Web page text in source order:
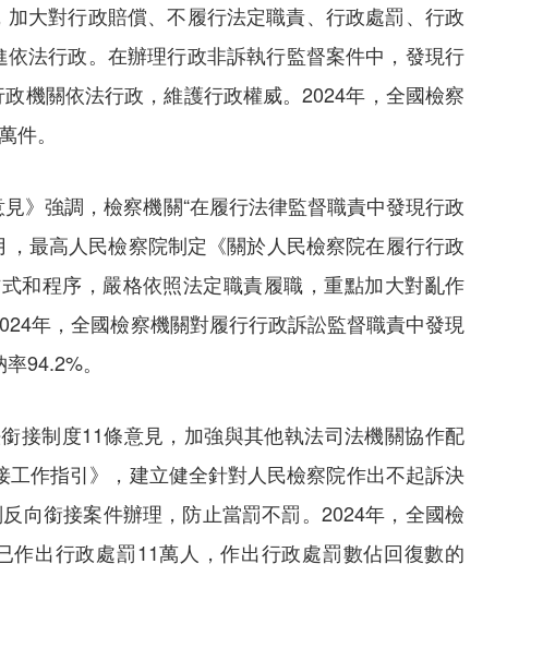
大對行政賠償、不履行法定職責、行政處罰、行政
法行政。在辦理行政非訴執行監督案件中，發現行
機關依法行政，維護行政權威。2024年，全國檢察
。
》強調，檢察機關“在履行法律監督職責中發現行政
最高人民檢察院制定《關於人民檢察院在履行行政
和程序，嚴格依照法定職責履職，重點加大對亂作
年，全國檢察機關對履行行政訴訟監督職責中發現
94.2%。
接制度11條意見，加強與其他執法司法機關協作配
作指引》，建立健全針對人民檢察院作出不起訴決
向銜接案件辦理，防止當罰不罰。2024年，全國檢
出行政處罰11萬人，作出行政處罰數佔回復數的